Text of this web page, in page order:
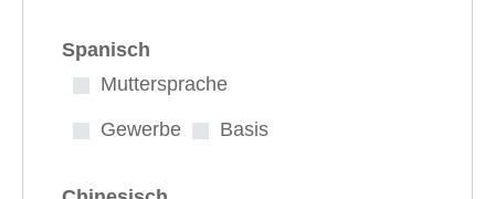
Spanisch
Muttersprache
Gewerbe Basis